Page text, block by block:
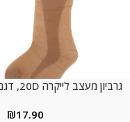
גרביון מעצב לייקרה 20D, דגם קקדו, צבע מלון
₪17.90